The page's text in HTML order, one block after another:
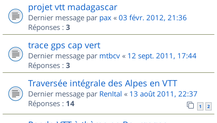
projet vtt madagascar
Dernier message par pax « 03 févr. 2012, 21:36
Réponses : 3
trace gps cap vert
Dernier message par mtbcv « 12 sept. 2011, 17:44
Réponses : 3
Traversée intégrale des Alpes en VTT
Dernier message par RenItal « 13 août 2011, 22:37
Réponses : 14 1 2